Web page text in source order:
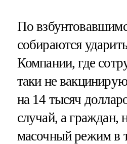
По
собираются
Компании, где
таки не
на 14 тысяч
случай, а
масочный режим в